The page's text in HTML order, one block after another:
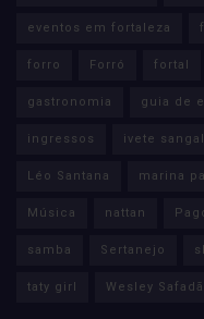
eventos em fortaleza
forro Forró fortal
gastronomia guia de
ingressos ivete
Léo Santana marina
Música nattan
samba Sertanejo
taty girl Wesley